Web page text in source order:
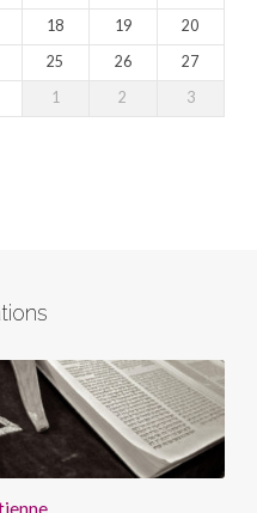
18 19
20
25 26
27
1 2 3